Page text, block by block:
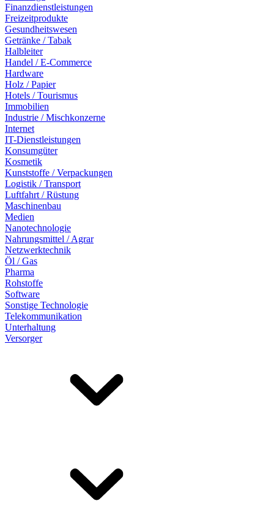
Finanzdienstleistungen
Freizeitprodukte
Gesundheitswesen
Getränke / Tabak
Halbleiter
Handel / E-Commerce
Hardware
Holz / Papier
Hotels / Tourismus
Immobilien
Industrie / Mischkonzerne
Internet
IT-Dienstleistungen
Konsumgüter
Kosmetik
Kunststoffe / Verpackungen
Logistik / Transport
Luftfahrt / Rüstung
Maschinenbau
Medien
Nanotechnologie
Nahrungsmittel / Agrar
Netzwerktechnik
Öl / Gas
Pharma
Rohstoffe
Software
Sonstige Technologie
Telekommunikation
Unterhaltung
Versorger